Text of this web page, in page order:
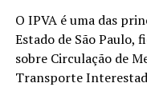
O IPVA é uma das
Estado de São Paulo,
sobre Circulação de
Transporte